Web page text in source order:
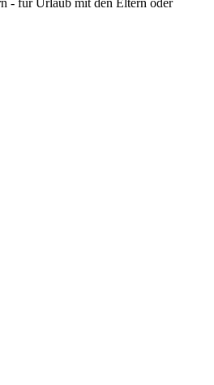
- für Urlaub mit den Eltern oder